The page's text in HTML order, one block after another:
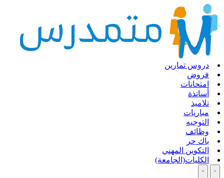
دروس تمارين
فروض
امتحانات
أساتذة
تلاميذ
مباريات
التوجيه
وظائف
باك حر
التكوين المهني
الكليات(الجامعة)